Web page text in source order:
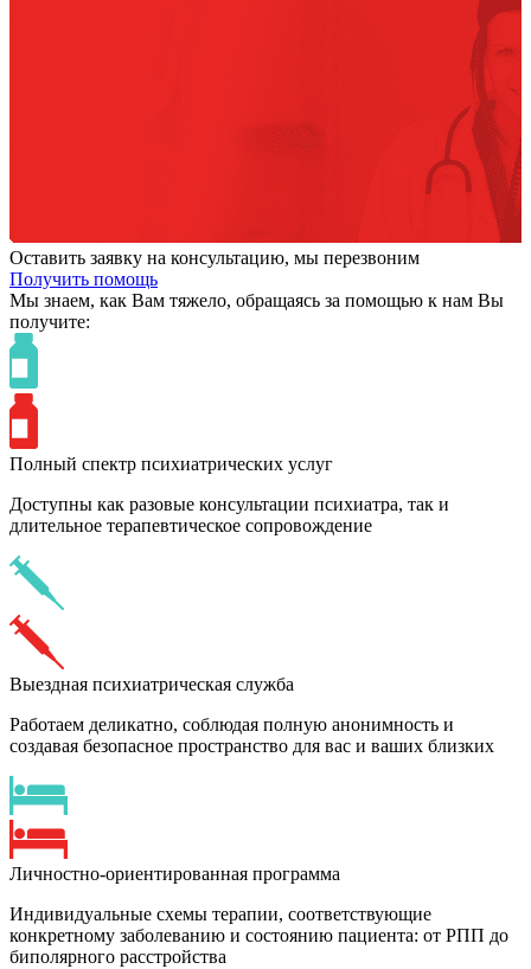
Оставить заявку на консультацию, мы перезвоним
Получить помощь
Мы знаем, как Вам тяжело, обращаясь за помощью к нам Вы
получите:
Полный спектр психиатрических услуг
Доступны как разовые консультации психиатра, так и
длительное терапевтическое сопровождение
Выездная психиатрическая служба
Работаем деликатно, соблюдая полную анонимность и
создавая безопасное пространство для вас и ваших близких
Личностно-ориентированная программа
Индивидуальные схемы терапии, соответствующие
конкретному заболеванию и состоянию пациента: от РПП до
биполярного расстройства